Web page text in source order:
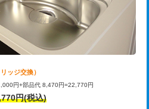
め戻し作
11,000円
HI）使
・HI）使
清掃・修
軽作業）
11,000円
清掃・修
中作業）
22,000円
清掃・修
重作業）
33,000円
ッジ交換）
円+部品代 8,470円=22,770円
円(税込)